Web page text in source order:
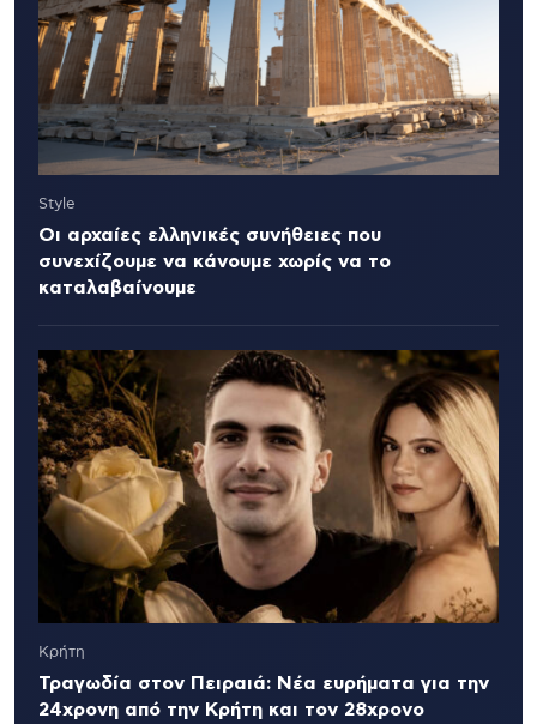
Style
Οι αρχαίες ελληνικές συνήθειες που
συνεχίζουμε να κάνουμε χωρίς να το
καταλαβαίνουμε
Κρήτη
Τραγωδία στον Πειραιά: Νέα ευρήματα για την
24χρονη από την Κρήτη και τον 28χρονο